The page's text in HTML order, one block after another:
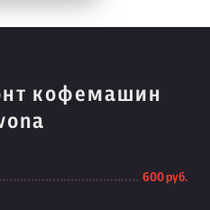
кофемашин
600 руб.